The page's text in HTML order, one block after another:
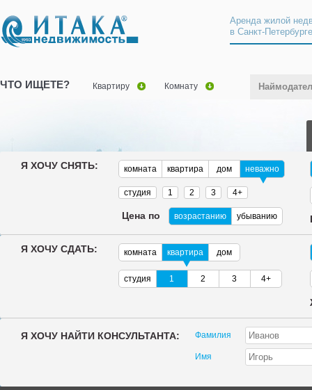
Аренда жилой
в Санкт-
ЧТО ИЩЕТЕ? Квартиру Комнату
Я ХОЧУ СНЯТЬ: комната квартира дом неважно
студия 1 2 3 4+
Цена по возрастанию убыванию
Я ХОЧУ СДАТЬ: комната квартира дом
студия 1 2 3 4+
Я ХОЧУ НАЙТИ КОНСУЛЬТАНТА: Фамилия
Имя